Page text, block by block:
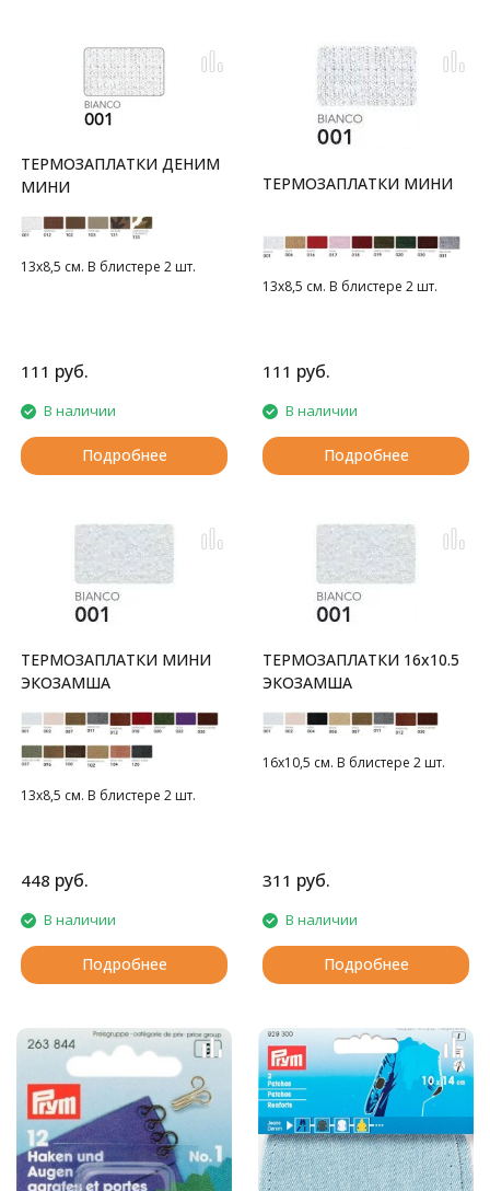
ТЕРМОЗАПЛАТКИ ДЕНИМ
МИНИ
13х8,5 см. В блистере 2 шт.
111 руб.
В наличии
Подробнее
ТЕРМОЗАПЛАТКИ МИНИ
13х8,5 см. В блистере 2 шт.
111 руб.
В наличии
Подробнее
ТЕРМОЗАПЛАТКИ МИНИ
ЭКОЗАМША
13х8,5 см. В блистере 2 шт.
448 руб.
В наличии
Подробнее
ТЕРМОЗАПЛАТКИ 16x10.5
ЭКОЗАМША
16х10,5 см. В блистере 2 шт.
311 руб.
В наличии
Подробнее